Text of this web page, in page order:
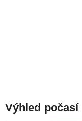
Výhled počasí